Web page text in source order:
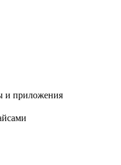
и приложения